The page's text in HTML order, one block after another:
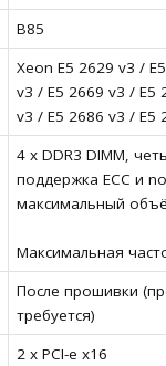
B85
Xeon E5 2629 v3 /
v3 / E5 2669 v3 / E5
v3 / E5 2686 v3 / E5
4 х DDR3 DIMM,
поддержка ECC и
максимальный
Максимальная
После прошивки
требуется)
2 x PCI-e x16